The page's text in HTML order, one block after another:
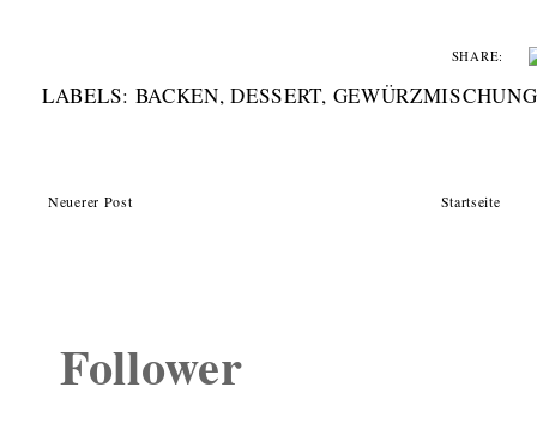
SHARE:
LABELS: BACKEN,DESSERT, GEWÜRZMISCHUNG
Neuerer Post Startseite
Follower